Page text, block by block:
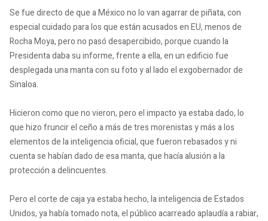
Se fue directo de que a México no lo van agarrar de piñata, con
especial cuidado para los que están acusados en EU, menos de
Rocha Moya, pero no pasó desapercibido, porque cuando la
Presidenta daba su informe, frente a ella, en un edificio fue
desplegada una manta con su foto y al lado el exgobernador de
Sinaloa.
Hicieron como que no vieron, pero el impacto ya estaba dado, lo
que hizo fruncir el ceño a más de tres morenistas y más a los
elementos de la inteligencia oficial, que fueron rebasados y ni
cuenta se habían dado de esa manta, que hacía alusión a la
protección a delincuentes.
Pero el corte de caja ya estaba hecho, la inteligencia de Estados
Unidos, ya había tomado nota, el público acarreado aplaudía a rabiar,